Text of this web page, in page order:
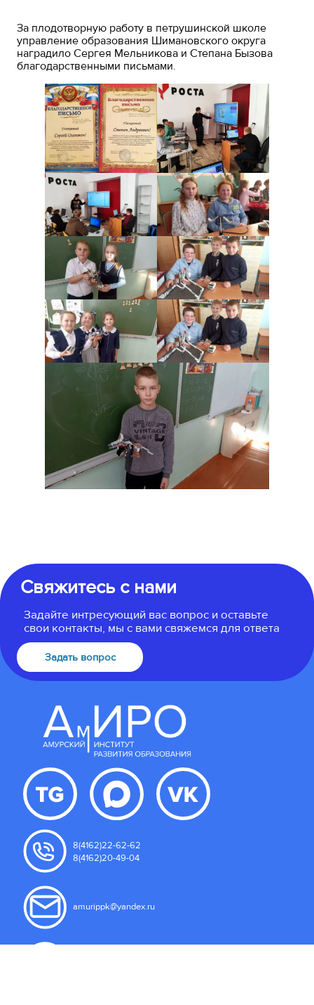
За плодотворную работу в петрушинской школе
управление образования Шимановского округа
наградило Сергея Мельникова и Степана Бызова
благодарственными письмами.
Свяжитесь с нами
Задайте интресующий вас вопрос и оставьте
свои контакты, мы с вами свяжемся для ответа
Задать вопрос
8(4162)22-62-62
8(4162)20-49-04
amurippk@yandex.ru